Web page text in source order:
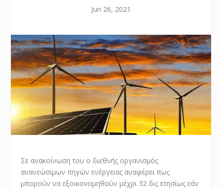
Jun 26, 2021
Σε ανακοίνωση του ο διεθνής οργανισμός
ανανεώσιμων πηγών ενέργειας αναφέρει πως
μπορούν να εξοικονομηθούν μέχρι 32 δις ετησίως εάν